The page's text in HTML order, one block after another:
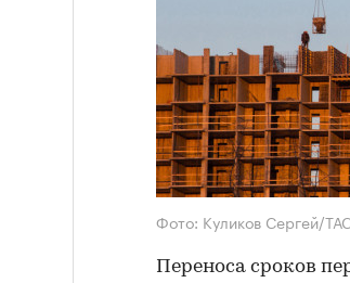
Фото: Куликов Сергей/
Переноса сроков